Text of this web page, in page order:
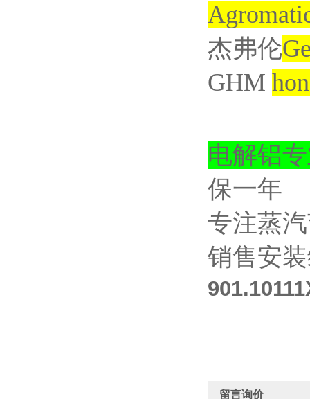
杰弗伦
GHM
电解铝
保一年
专注蒸
销售安
留言询价